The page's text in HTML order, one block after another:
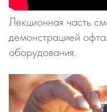
Лекционная часть
демонстрацией
оборудования.